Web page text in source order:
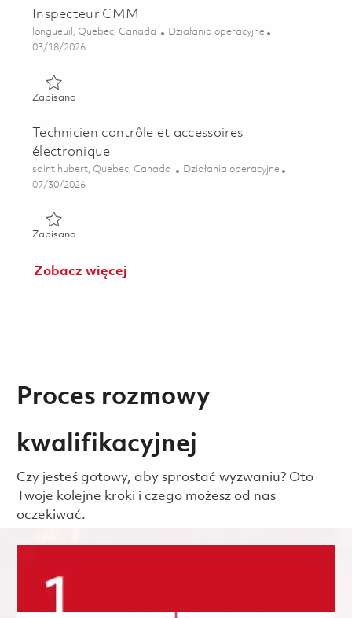
Inspecteur CMM
Lokalizacja
longueuil, Quebec, Canada Kategoria
Działania operacyjne
Posted Date
03/18/2026
ZapisanoZapisano Inspecteur CMM 01831978
Technicien contrôle et accessoires
électronique
Lokalizacja
saint hubert, Quebec, Canada Kategoria
Działania operacyjne
Posted Date
07/30/2026
ZapisanoZapisano Technicien contrôle et accessoires électronique
Zobacz więcej
Proces rozmowy
kwalifikacyjnej
Czy jesteś gotowy, aby sprostać wyzwaniu? Oto
Twoje kolejne kroki i czego możesz od nas
oczekiwać.